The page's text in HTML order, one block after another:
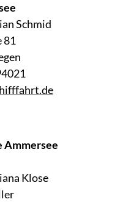
Schmid
81
Ammersee
Klose